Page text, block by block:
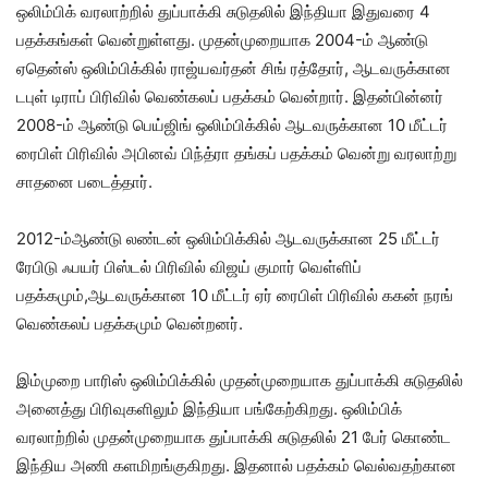
ஒலிம்பிக் வரலாற்றில் துப்பாக்கி சுடுதலில் இந்தியா இதுவரை 4
பதக்கங்கள் வென்றுள்ளது. முதன்முறையாக 2004-ம் ஆண்டு
ஏதென்ஸ் ஒலிம்பிக்கில் ராஜ்யவர்தன் சிங் ரத்தோர், ஆடவருக்கான
டபுள் டிராப் பிரிவில் வெண்கலப் பதக்கம் வென்றார். இதன்பின்னர்
2008-ம் ஆண்டு பெய்ஜிங் ஒலிம்பிக்கில் ஆடவருக்கான 10 மீட்டர்
ரைபிள் பிரிவில் அபினவ் பிந்த்ரா தங்கப் பதக்கம் வென்று வரலாற்று
சாதனை படைத்தார்.
2012-ம்ஆண்டு லண்டன் ஒலிம்பிக்கில் ஆடவருக்கான 25 மீட்டர்
ரேபிடு ஃபயர் பிஸ்டல் பிரிவில் விஜய் குமார் வெள்ளிப்
பதக்கமும்,ஆடவருக்கான 10 மீட்டர் ஏர் ரைபிள் பிரிவில் ககன் நரங்
வெண்கலப் பதக்கமும் வென்றனர்.
இம்முறை பாரிஸ் ஒலிம்பிக்கில் முதன்முறையாக துப்பாக்கி சுடுதலில்
அனைத்து பிரிவுகளிலும் இந்தியா பங்கேற்கிறது. ஒலிம்பிக்
வரலாற்றில் முதன்முறையாக துப்பாக்கி சுடுதலில் 21 பேர் கொண்ட
இந்திய அணி களமிறங்குகிறது. இதனால் பதக்கம் வெல்வதற்கான